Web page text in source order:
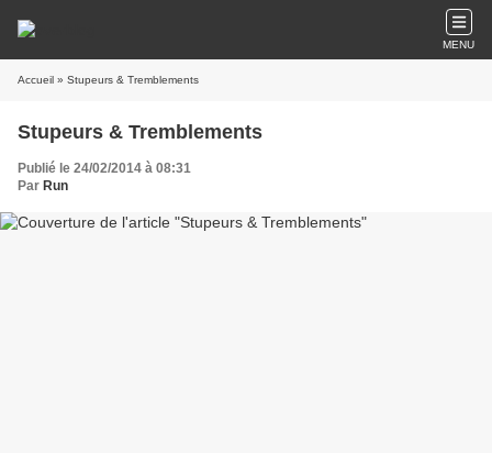
MENU
Accueil » Stupeurs & Tremblements
Stupeurs & Tremblements
Publié le 24/02/2014 à 08:31
Par Run